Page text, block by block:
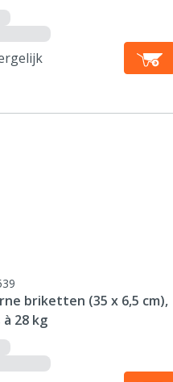
briketten (35 x 6,5 cm),
à 28 kg